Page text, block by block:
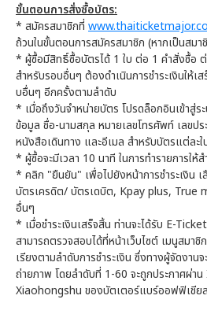
ขั้นตอนการสั่งซื้อบัตร:
* สมัครสมาชิกที่
ถ้วนในขั้นตอนการสมัครสมาชิก (หากเป็นสม
* ผู้ซื้อมีสิทธิ์ซื้อบัตรได้ 1 ใบ ต่อ 1 คำสั่งซื้อ
สำหรับรอบอื่นๆ ต้องดำเนินการชำระเงินให้เ
บอื่นๆ อีกครั้งตามลำดับ
* เมื่อถึงวันจำหน่ายบัตร โปรดล็อกอินเข้าสู่ร
ข้อมูล ชื่อ-นามสกุล หมายเลขโทรศัพท์ เลขปร
หนังสือเดินทาง และอีเมล สำหรับบัตรแต่ละ
* ผู้ซื้อจะมีเวลา 10 นาที ในการทำรายการให้ส
* คลิก "ยืนยัน" เพื่อไปยังหน้าการชำระเงิน เ
บัตรเครดิต/ บัตรเดบิต, Kpay plus, True
อื่นๆ
* เมื่อชำระเงินเสร็จสิ้น ท่านจะได้รับ E-
สามารถตรวจสอบได้ที่หน้าเว็บไซต์ เมนูสมา
เรียงตามลำดับการชำระเงิน ซึ่งทางผู้จัดงาน
ถ่ายภาพ โดยลำดับที่ 1-60 จะถูกประกาศผ่า
Xiaohongshu ของบัตเตอร์แบร์ออฟฟิเชีย